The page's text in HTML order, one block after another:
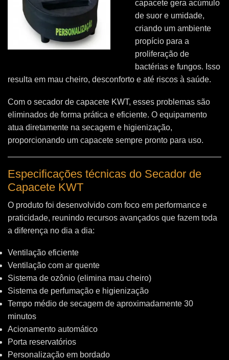
capacete gera acúmulo
de suor e umidade,
criando um ambiente
propício para a
proliferação de
bactérias e fungos. Isso
resulta em mau cheiro, desconforto e até riscos à saúde.
Com o secador de capacete KWT, esses problemas são
eliminados de forma prática e eficiente. O equipamento
atua diretamente na secagem e higienização,
proporcionando um capacete sempre pronto para uso.
Especificações técnicas do Secador de
Capacete KWT
O produto foi desenvolvido com foco em performance e
praticidade, reunindo recursos avançados que fazem toda
a diferença no dia a dia:
Ventilação eficiente
Ventilação com ar quente
Sistema de ozônio (elimina mau cheiro)
Sistema de perfumação e higienização
Tempo médio de secagem de aproximadamente 30
minutos
Acionamento automático
Porta reservatórios
Personalização em bordado